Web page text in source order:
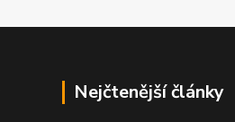
Nejčtenější články